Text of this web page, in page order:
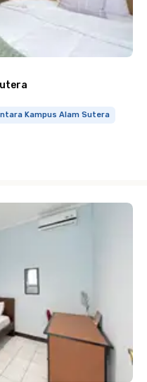
Kampus Alam Sutera